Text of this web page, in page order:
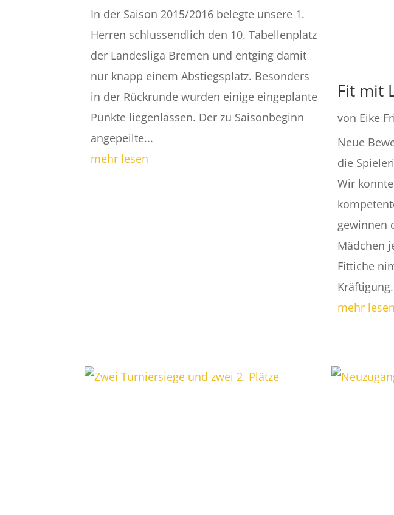
In der Saison 2015/2016 belegte unsere 1.
Herren schlussendlich den 10. Tabellenplatz
der Landesliga Bremen und entging damit
nur knapp einem Abstiegsplatz. Besonders
in der Rückrunde wurden einige eingeplante
Punkte liegenlassen. Der zu Saisonbeginn
angepeilte...
mehr lesen
Fit mit
von Eike
Neue
die
Wir
gewinnen
Mädchen
Fittiche
mehr lesen